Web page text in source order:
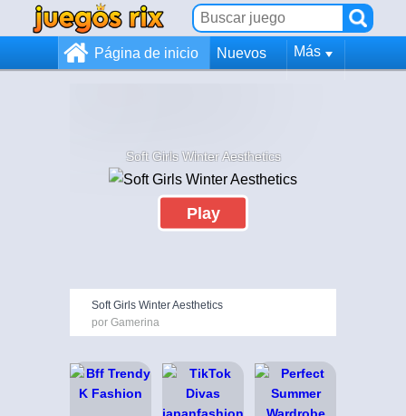
Página de inicio Nuevos Más
Soft Girls Winter Aesthetics
Play
Soft Girls Winter Aesthetics
por Gamerina